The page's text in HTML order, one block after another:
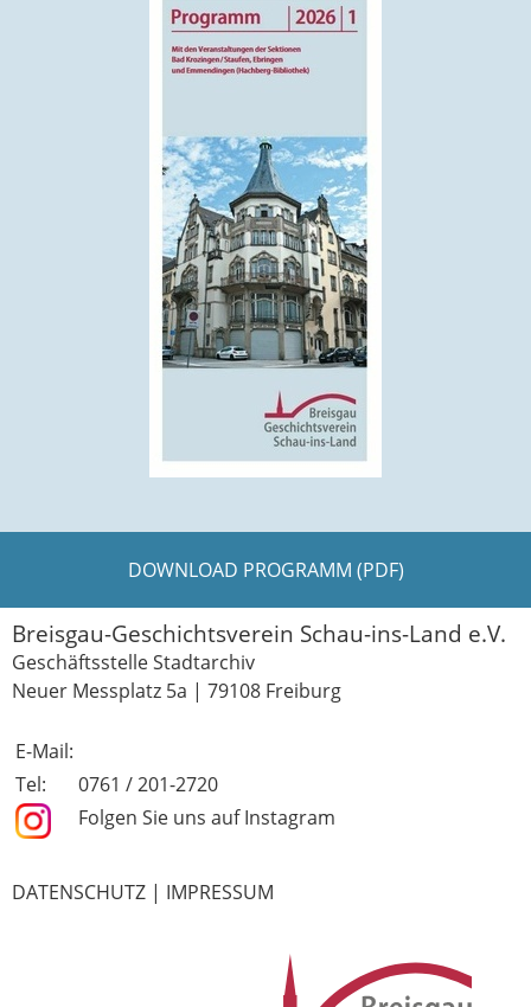
DOWNLOAD PROGRAMM (PDF)
Breisgau-Geschichtsverein Schau-ins-Land e.V.
Geschäftsstelle Stadtarchiv
Neuer Messplatz 5a | 79108 Freiburg
E-Mail:
Tel:
0761 / 201-2720
Folgen Sie uns auf Instagram
DATENSCHUTZ | IMPRESSUM